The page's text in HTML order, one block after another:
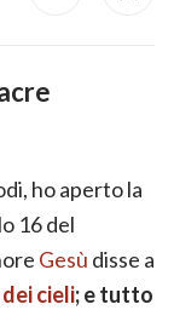
ho aperto la
16 del
Gesù disse a
cieli; e tutto